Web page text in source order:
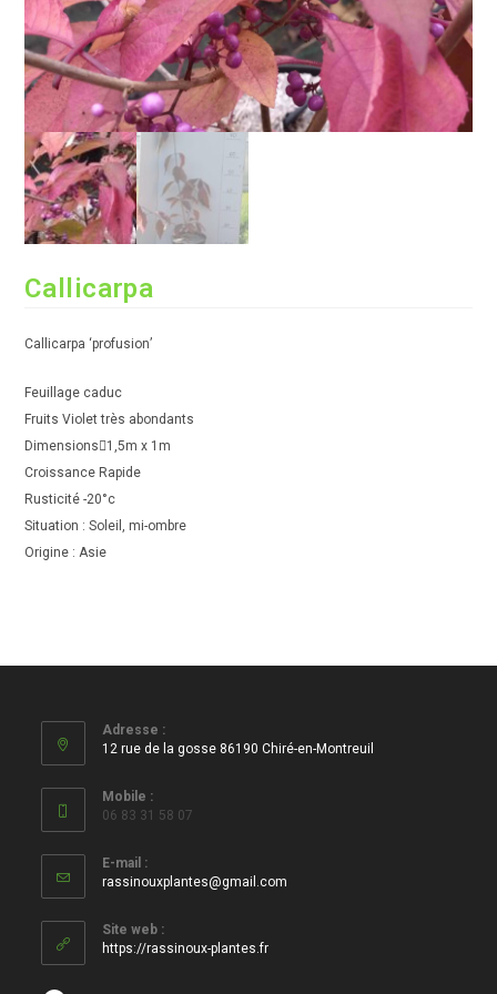
Callicarpa
Callicarpa ‘profusion’
Feuillage caduc
Fruits Violet très abondants
Dimensions1,5m x 1m
Croissance Rapide
Rusticité -20°c
Situation : Soleil, mi-ombre
Origine : Asie
Adresse :
12 rue de la gosse 86190 Chiré-en-Montreuil
Mobile :
06 83 31 58 07
E-mail :
rassinouxplantes@gmail.com
Site web :
https://rassinoux-plantes.fr